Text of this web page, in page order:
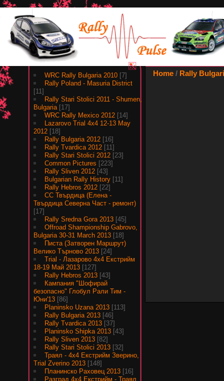
Albums
WRC Rally Bulgaria 2010 [7]
Rally Poland - Masuria District
[11]
Rally Stari Stolici 2011 - Shumen,
Bulgaria [17]
WRC Rally Mexico 2012 [14]
Lazarovo Trial 4x4 12-13 May
2012 [18]
Rally Bulgaria 2012 [16]
Rally Tvardica 2012 [11]
Rally Stari Stolici 2012 [23]
Common Pictures [223]
Rally Sliven 2012 [43]
Bulgarian Rally History [11]
Rally Hebros 2012 [22]
СС Твърдица (Елена -
Твърдица Северна Част - ремонт)
[17]
Rally Sredna Gora 2013 [45]
Offroad Shampionship Gabrovo,
Bulgaria 30-31 March 2013 [18]
Писта (Затворен Маршрут)
Велико Търново 2013 [24]
Trial - Лазарово 4х4 Екстрийм
18-19 Май 2013 [127]
Rally Hebros 2013 [43]
Кампания "Шофирай
безопасно" Глобул Рали Тим -
Юни'13 [86]
Planinsko Uzana 2013 [113]
Rally Bulgaria 2013 [46]
Rally Tvardica 2013 [37]
Planinsko Shipka 2013 [43]
Rally Sliven 2013 [82]
Rally Stari Stolici 2013 [32]
Траял - 4х4 Екстрийм Зверино,
Trial Zverino 2013 [148]
Планинско Раховец 2013 [16]
Разград 4х4 Екстрийм - Траял
Home / Rally